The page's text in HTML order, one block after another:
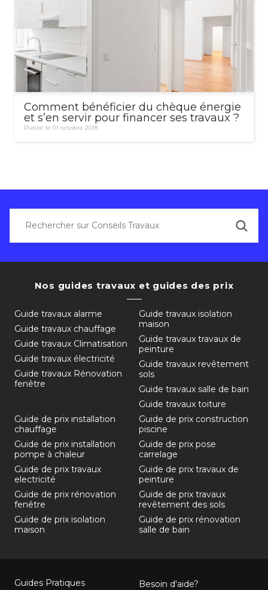
Comment bénéficier du chèque énergie
et s’en servir pour financer ses travaux ?
Publié le 01 octobre 2018
Nos guides travaux et guides des prix
Guide travaux alarme
Guide travaux chauffage
Guide travaux Climatisation
Guide travaux électricité
Guide travaux Rénovation
fenêtre
Guide travaux isolation
maison
Guide travaux travaux de
peinture
Guide travaux revêtement
sols
Guide travaux salle de bain
Guide travaux toiture
Guide de prix installation
chauffage
Guide de prix installation
pompe à chaleur
Guide de prix travaux
electricité
Guide de prix rénovation
fenêtre
Guide de prix isolation
maison
Guide de prix construction
piscine
Guide de prix pose
carrelage
Guide de prix travaux de
peinture
Guide de prix travaux
revêtement des sols
Guide de prix rénovation
salle de bain
Guides Pratiques Besoin d'aide?